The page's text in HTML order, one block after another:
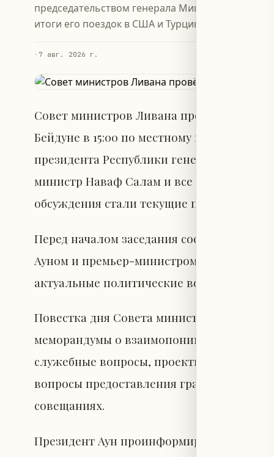
председательством генерала Мишеля Ауна,
итоги его поездок в США и Турцию.
· 7 авг. 2026 г.
Совет министров Ливана провёл
Бейдуне в 15:00 по местному времени.
президента Республики генерала
министр Наваф Салам и все члены
обсуждения стали текущие
Перед началом заседания состоялась
Ауном и премьер-министром Саламом, в
актуальные политические вопросы и
Повестка дня Совета министров
меморандумы о взаимопонимании,
служебные вопросы, проекты указов,
вопросы предоставления грантов и
совещаниях.
Президент Аун проинформировал членов